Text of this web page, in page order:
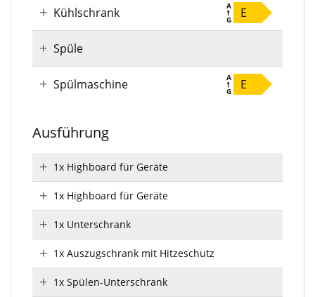
Kühlschrank E
Spüle
Spülmaschine E
Ausführung
1x Highboard für Geräte
1x Highboard für Geräte
1x Unterschrank
1x Auszugschrank mit Hitzeschutz
1x Spülen-Unterschrank